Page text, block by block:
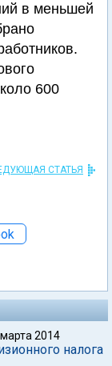
в меньшей
600
СТАТЬЯ
2014
налога